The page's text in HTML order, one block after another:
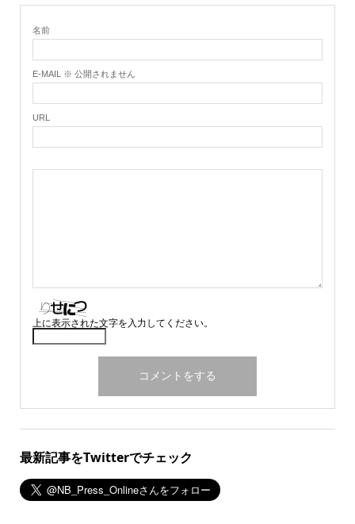
名前
E-MAIL ※ 公開されません
URL
上に表示された文字を入力してください。
最新記事をTwitterでチェック